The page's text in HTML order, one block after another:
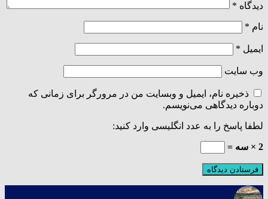
دیدگاه *
نام *
ایمیل *
وب‌ سایت
ذخیره نام، ایمیل و وبسایت من در مرورگر برای زمانی که
دوباره دیدگاهی می‌نویسم.
لطفا پاسخ را به عدد انگلیسی وارد کنید:
2 × سه =